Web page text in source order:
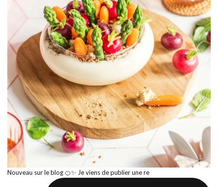
Nouveau sur le blog 🍊✨ Je viens de publier une re